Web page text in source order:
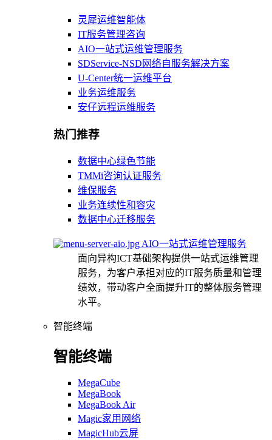
灵犀运维智能体
IT服务管理咨询
AIO一站式运维管理服务
SDService-NSD网络自服务解决方案
U-Center统一运维平台
业务运维服务
安仔远程运维服务
热门推荐
数据中心绿色节能
TMMi咨询认证服务
维保服务
业务连续性和容灾
数据中心迁移服务
AIO一站式运维管理服务
面向异构ICT基础架构提供一站式运维管理
服务，为客户承担对应的IT服务质量和管理
绩效，带动客户全面提升IT的整体服务管理
水平。
智能终端
智能终端
MegaCube
MegaBook
MegaBook Air
Magic家用网络
MagicHub云屏